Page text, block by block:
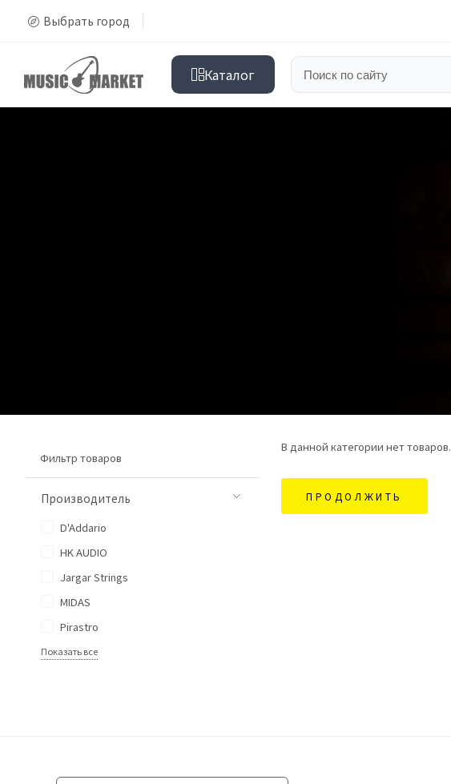
Выбрать город
Каталог
Фильтр товаров
Производитель
D'Addario
HK AUDIO
Jargar Strings
MIDAS
Pirastro
Показать все
В данной категории нет товаров.
ПРОДОЛЖИТЬ